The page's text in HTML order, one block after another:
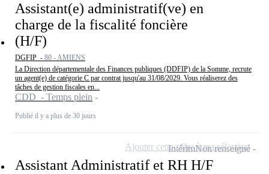
Assistant(e) administratif(ve) en
charge de la fiscalité foncière
(H/F)
DGFIP - 80 - AMIENS
La Direction départementale des Finances publiques (DDFIP) de la Somme, recrute
un agent(e) de catégorie C par contrat jusqu'au 31/08/2029. Vous réaliserez des
tâches de gestion fiscales en...
CDD - Temps plein
Publié il y a plus de 30 jours
Assistant Administratif et RH H/F
IntérimNon renseigné
Ajouter cette offre à ma sélection